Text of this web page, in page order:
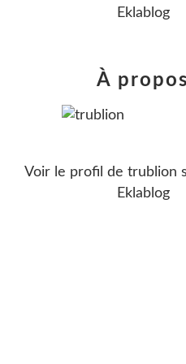
Eklablog
À propos
Voir le profil de trublion
Eklablog